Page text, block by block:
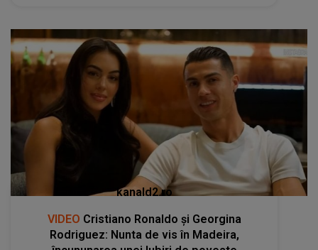
kanald2.ro
VIDEO Cristiano Ronaldo și Georgina
Rodriguez: Nunta de vis în Madeira,